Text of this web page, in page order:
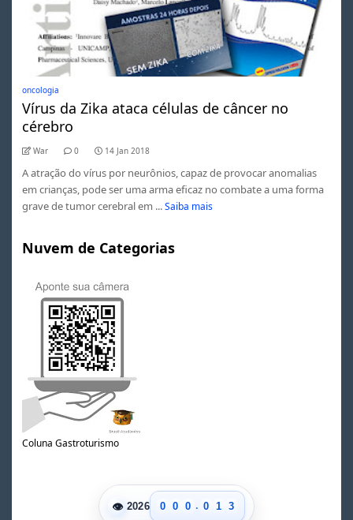
oncologia
Vírus da Zika ataca células de câncer no
cérebro
War 0 14 Jan 2018
A atração do vírus por neurônios, capaz de provocar anomalias
em crianças, pode ser uma arma eficaz no combate a uma forma
grave de tumor cerebral em ... Saiba mais
Nuvem de Categorias
Coluna Gastroturismo
👁 2026
0
0
0 . 0
0
1
2
3